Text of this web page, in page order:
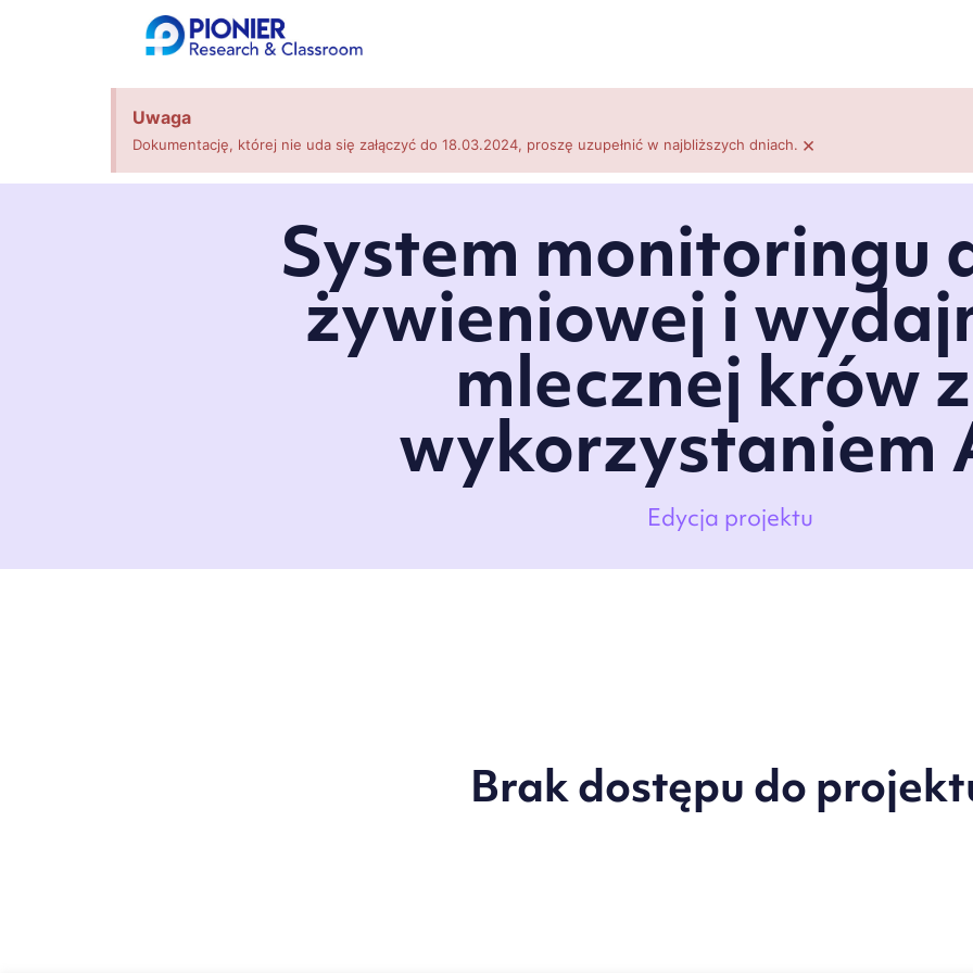
Uwaga
Dokumentację, której nie uda się załączyć do 18.03.2024, proszę uzupełnić w najbliższych dniach. ×
System monitoringu
żywieniowej i
mlecznej krów z
wykorzystaniem
Edycja projektu
Brak dostępu do